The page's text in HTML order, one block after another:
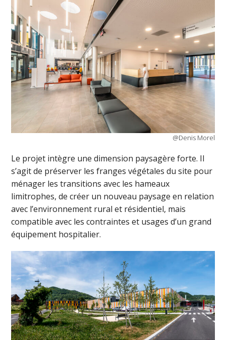
@Denis Morel
Le projet intègre une dimension paysagère forte. Il
s’agit de préserver les franges végétales du site pour
ménager les transitions avec les hameaux
limitrophes, de créer un nouveau paysage en relation
avec l’environnement rural et résidentiel, mais
compatible avec les contraintes et usages d’un grand
équipement hospitalier.